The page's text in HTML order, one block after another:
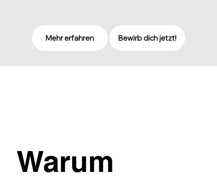
Mehr erfahren Bewirb dich jetzt!
Warum